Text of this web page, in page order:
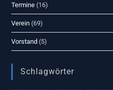
Termine (16)
Verein (69)
Vorstand (5)
Schlagwörter